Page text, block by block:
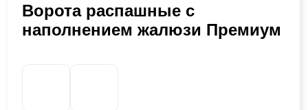
Ворота распашные с
наполнением жалюзи Премиум